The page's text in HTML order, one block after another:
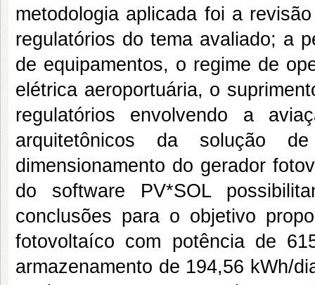
metodologia aplicada foi a
regulatórios do tema avaliado; a
de equipamentos, o regime de
elétrica aeroportuária, o
regulatórios envolvendo a
arquitetônicos da solução
dimensionamento do gerador
do software PV*SOL
conclusões para o objetivo
fotovoltaíco com potência de
armazenamento de 194,56 kWh/